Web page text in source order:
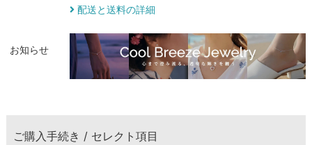
配送と送料の詳細
お知らせ
ご購入手続き / セレクト項目